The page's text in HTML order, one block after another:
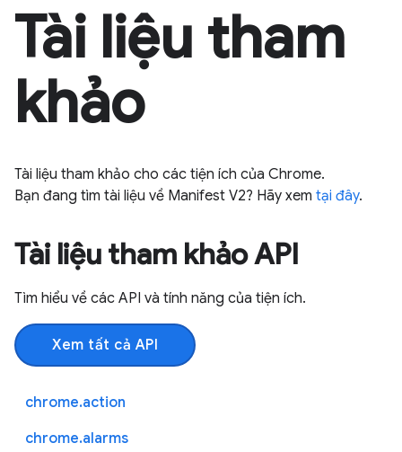
Tài liệu tham
khảo
Tài liệu tham khảo cho các tiện ích của Chrome.
Bạn đang tìm tài liệu về Manifest V2? Hãy xem tại đây.
Tài liệu tham khảo API
Tìm hiểu về các API và tính năng của tiện ích.
Xem tất cả API
chrome.action
chrome.alarms